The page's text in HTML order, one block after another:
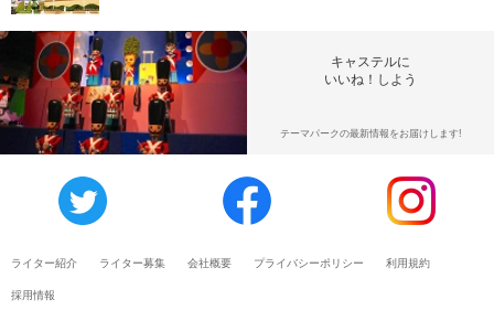
キャステルに
いいね！しよう
テーマパークの最新情報をお届けします!
ライター紹介 ライター募集 会社概要 プライバシーポリシー 利用規約
採用情報